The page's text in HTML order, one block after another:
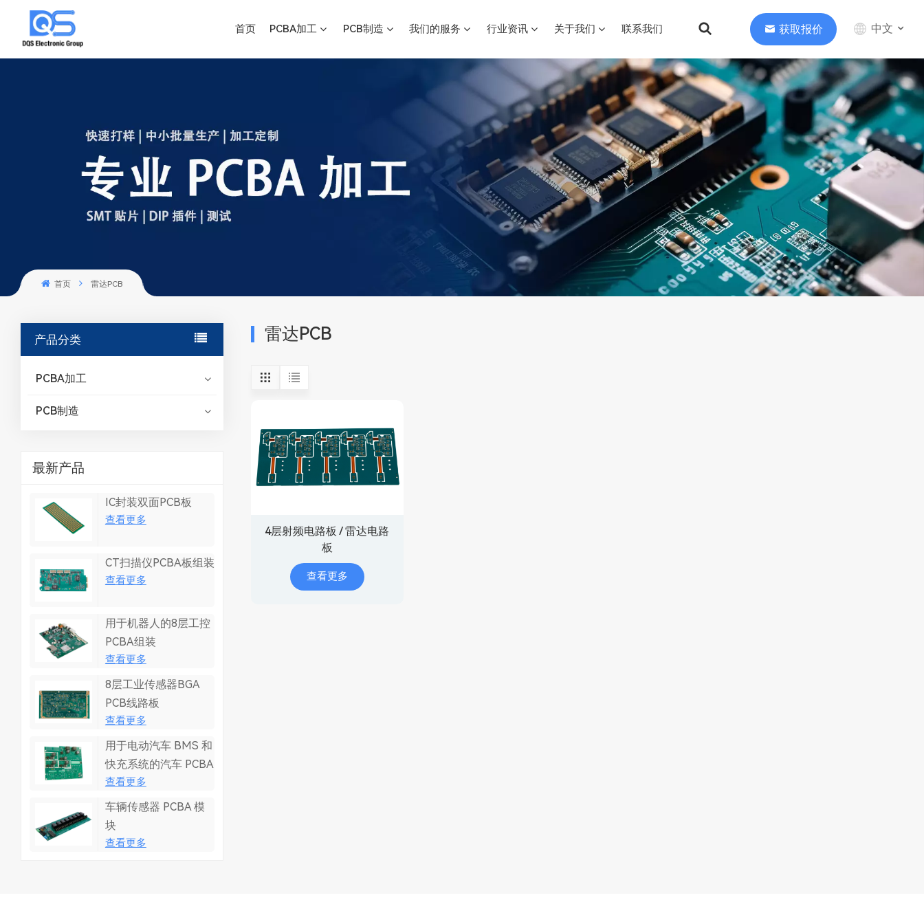
首页 PCBA加工 PCB制造 我们的服务 行业资讯 关于我们 联系我们 获取报价 中文
English
中文
Deutsch
首页 雷达PCB
产品分类
PCBA加工
PCB制造
最新产品
IC封装双面PCB板
查看更多
CT扫描仪PCBA板组装
查看更多
用于机器人的8层工控
PCBA组装
查看更多
8层工业传感器BGA
PCB线路板
查看更多
用于电动汽车 BMS 和
快充系统的汽车 PCBA
查看更多
车辆传感器 PCBA 模
块
查看更多
雷达PCB
4层射频电路板 / 雷达电路
板
查看更多